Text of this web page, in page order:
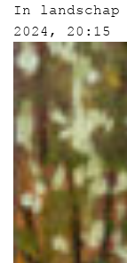
In landschap
2024, 20:15